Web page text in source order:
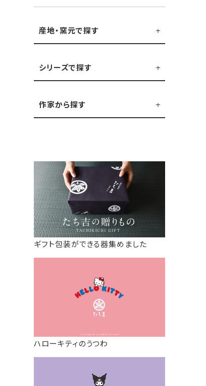
産地・窯元で探す
シリーズで探す
作家から探す
ギフト包装ができる器集めました
ハローキティのうつわ